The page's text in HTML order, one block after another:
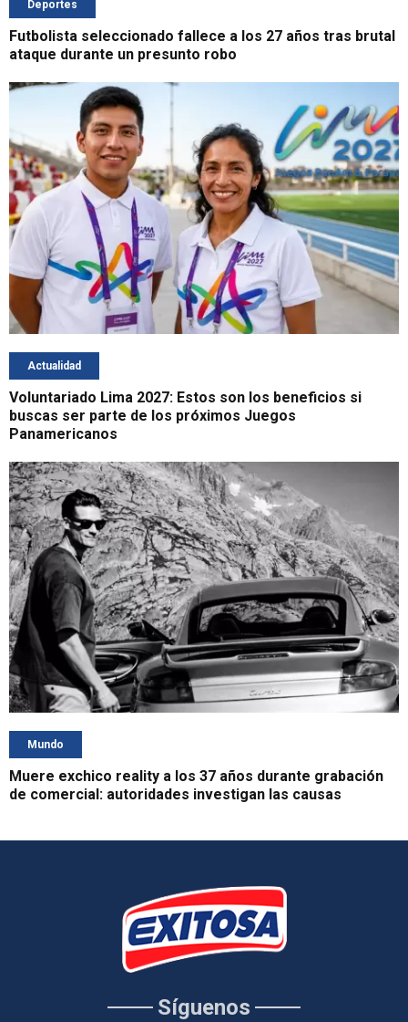
Deportes
Futbolista seleccionado fallece a los 27 años tras brutal
ataque durante un presunto robo
Actualidad
Voluntariado Lima 2027: Estos son los beneficios si
buscas ser parte de los próximos Juegos
Panamericanos
Mundo
Muere exchico reality a los 37 años durante grabación
de comercial: autoridades investigan las causas
Síguenos